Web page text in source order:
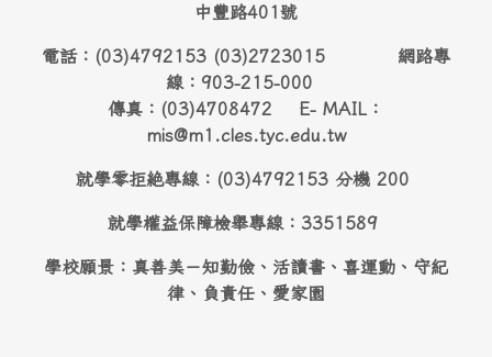
中豐路401號
電話：(03)4792153 (03)2723015 網路專
線：903-215-000
傳真：(03)4708472 E- MAIL：
mis@m1.cles.tyc.edu.tw
就學零拒絶專線：(03)4792153 分機 200
就學權益保障檢舉專線：3351589
學校願景：真善美－知勤儉、活讀書、喜運動、守紀
律、負責任、愛家園